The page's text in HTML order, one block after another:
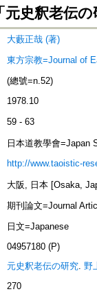
元史釈老伝の
大藪正哉 (著)
東方宗教=Journal of
(總號=n.52)
1978.10
59 - 63
日本道教學會=Japan
http://www.taoistic-
大阪, 日本 [Osaka,
期刊論文=Journal
日文=Japanese
04957180 (P)
元史釈老伝の研究. 野
270